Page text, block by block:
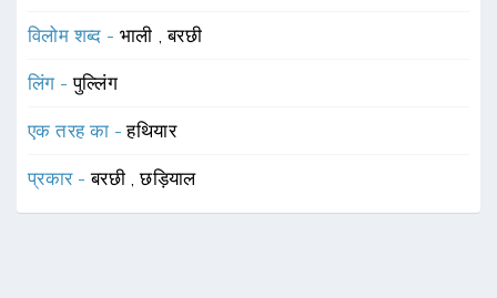
विलोम शब्द - भाली ,बरछी
लिंग -पुल्लिंग
एक तरह का -हथियार
प्रकार -बरछी ,छड़ियाल